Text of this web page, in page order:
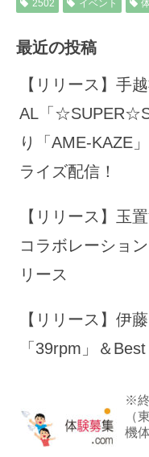
2502 イベント
最近の投稿
【リリース】手
AL「
り「AME-KAZE
ライズ配信！
【リリース】玉
コラボレーショ
リース
【リリース】伊
「39rpm」＆
※
（
機